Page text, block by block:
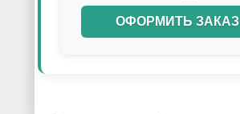
ОФОРМИТЬ ЗАКАЗ